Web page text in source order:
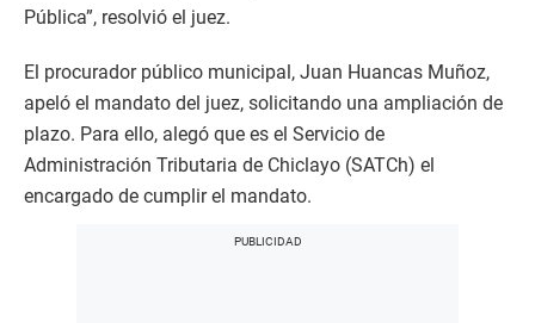
Pública”, resolvió el juez.
El procurador público municipal, Juan Huancas Muñoz,
apeló el mandato del juez, solicitando una ampliación de
plazo. Para ello, alegó que es el Servicio de
Administración Tributaria de Chiclayo (SATCh) el
encargado de cumplir el mandato.